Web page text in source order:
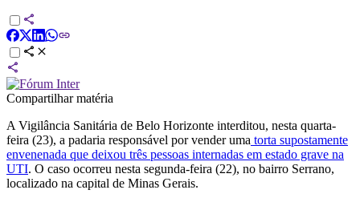
Compartilhar matéria
A Vigilância Sanitária de Belo Horizonte interditou, nesta quarta-
feira (23), a padaria responsável por vender uma torta supostamente
envenenada que deixou três pessoas internadas em estado grave na
UTI. O caso ocorreu nesta segunda-feira (22), no bairro Serrano,
localizado na capital de Minas Gerais.